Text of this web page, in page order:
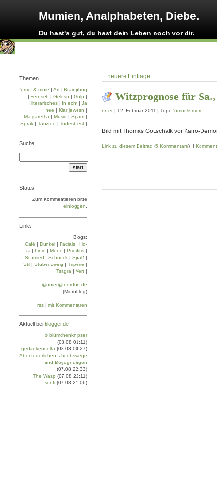
Mumien, Analphabeten, Diebe.
Du hast's gut, du hast dein Leben noch vor dir.
... neuere Einträge
Witzprognose für Sa.,
nnier| 12. Februar 2011 | Topic 'umor & more
Bild mit Thomas Gottschalk vor Kairo-
Link zu diesem Beitrag (5 Kommentare) |
Themen
'umor & more | Art | Brainphuq
| Fernseh | Gelesn | Gulp |
Illiterarisches | In echt | Ja
nee | Klar jewesn |
Margaretha | Musiq | Spam |
Sprak | Tanztee | Todesbiest |
Suche
Status
Zum Kommentieren bitte
einloggen
Links
Blogs:
Café | Dun­kel | Facials | Ho­
ra | Linie | Mo­no | Prie­di­tis |
Schmied | Schneck | Spaß |
Stil | Stu­ben­zweig | Tri­pe­rie |
Tsa­gra | Vert |
@nnier@fnordon.de
(Microblog)
rss | mit Kommentaren
Aktuell bei blogger.de
⊗ blümchenknipser
(08.08 01:11)
gedankendelta (08.08 00:27)
Abenteuerlichen, Jacobswege
und Begegnungen
(07.08 22:33)
The Wasp (07.08 22:11)
sonfi (07.08 21:06)